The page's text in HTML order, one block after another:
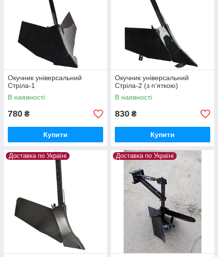
консультації.
Окучник універсальний
Стріла-1
В наявності
780 ₴
Купити
Окучник універсальний
Стріла-2 (з п’яткою)
В наявності
830 ₴
Купити
Доставка по Україні Доставка по Україні